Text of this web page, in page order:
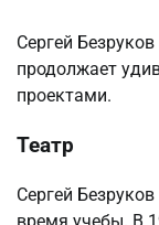
Сергей
продолжает
проектами.
Театр
Сергей